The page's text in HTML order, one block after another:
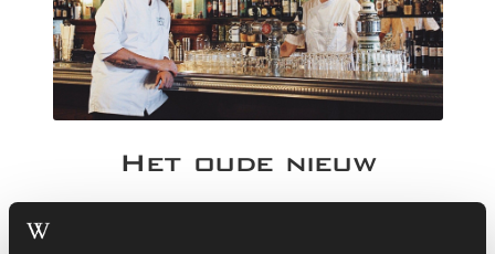
Het oude nieuw
een nieuw jasje. Edward is in 2015, al voor de opening, begonnen als